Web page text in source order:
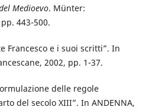
Medioevo. Münter:
443-500.
Francesco e i suoi scritti”. In
2002, pp. 1-37.
delle regole
del secolo XIII”. In ANDENNA,